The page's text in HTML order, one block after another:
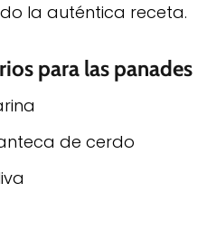
la auténtica receta.
para las panades
de cerdo